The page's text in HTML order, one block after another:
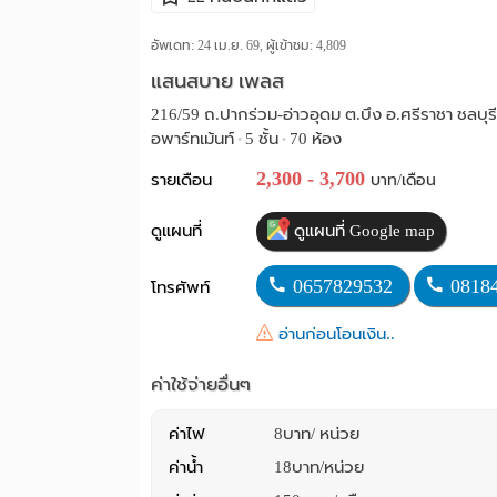
อัพเดท: 24 เม.ย. 69, ผู้เข้าชม: 4,809
แสนสบาย เพลส
216/59 ถ.ปากร่วม-อ่าวอุดม ต.บึง อ.ศรีราชา ชลบุรี
อพาร์ทเม้นท์ • 5 ชั้น • 70 ห้อง
รายเดือน 2,300 - 3,700 บาท/เดือน
ดูแผนที่ ดูแผนที่ Google map
โทรศัพท์ 0657829532
อ่านก่อนโอนเงิน..
ค่าใช้จ่ายอื่นๆ
ค่าไฟ
8บาท/ หน่วย
ค่าน้ำ
18บาท/หน่วย